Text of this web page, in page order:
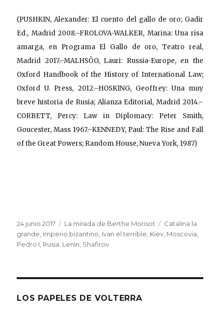
(PUSHKIN, Alexander: El cuento del gallo de oro; Gadir
Ed., Madrid 2008.–FROLOVA-WALKER, Marina: Una risa
amarga, en Programa El Gallo de oro, Teatro real,
Madrid 2017.–MALHSÖO, Lauri: Russia-Europe, en the
Oxford Handbook of the History of International Law;
Oxford U. Press, 2012.–HOSKING, Geoffrey: Una muy
breve historia de Rusia; Alianza Editorial, Madrid 2014.–
CORBETT, Percy: Law in Diplomacy: Peter Smith,
Goucester, Mass 1967.–KENNEDY, Paul: The Rise and Fall
of the Great Powers; Random House, Nueva York, 1987)
Publicado
el
24 junio 2017 Categorías
La mirada de Berthe Morisot Etiquetas
Catalina la
grande Imperio bizantino Ivan el terrible Kiev Moscovia
Pedro I Rusia. Lenin Shafirov
LOS PAPELES DE VOLTERRA